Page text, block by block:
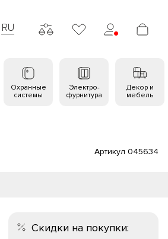
RU
Охранные
системы
Электро-
фурнитура
Декор и
мебель
Артикул 045634
Скидки на покупки: